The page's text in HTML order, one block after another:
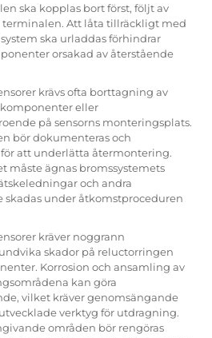
ska kopplas bort först, följt av
terminalen. Att låta tillräckligt med
ska urladdas förhindrar
orsakad av återstående
krävs ofta borttagning av
eller
på sensorns monteringsplats.
bör dokumenteras och
att underlätta återmontering.
måste ägnas bromssystemets
och andra
under åtkomstproceduren
kräver noggrann
skador på reluctorringen
Korrosion och ansamling av
kan göra
vilket kräver genomsängande
verktyg för utdragning.
områden bör rengöras